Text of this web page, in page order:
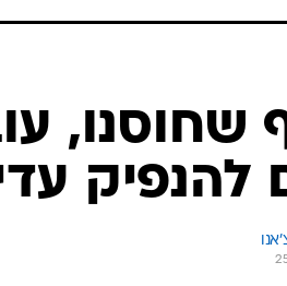
שחוסנו,
להנפיק